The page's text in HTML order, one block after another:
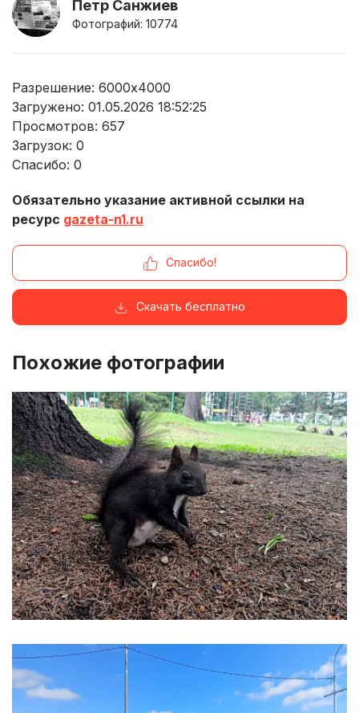
Петр Санжиев
Фотографий: 10774
Разрешение: 6000x4000
Загружено: 01.05.2026 18:52:25
Просмотров: 657
Загрузок: 0
Спасибо: 0
Обязательно указание активной ссылки на
ресурс gazeta-n1.ru
Спасибо!
Скачать бесплатно
Похожие фотографии